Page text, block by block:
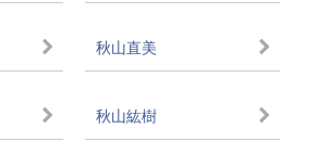
秋山直美
秋山紘樹